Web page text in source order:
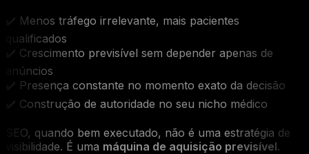
✔️ Menos tráfego irrelevante, mais pacientes
qualificados
✔️ Crescimento previsível sem depender apenas de
anúncios
✔️ Presença constante no momento exato da decisão
✔️ Construção de autoridade no seu nicho médico
SEO, quando bem executado, não é uma estratégia de
visibilidade. É uma máquina de aquisição previsível.